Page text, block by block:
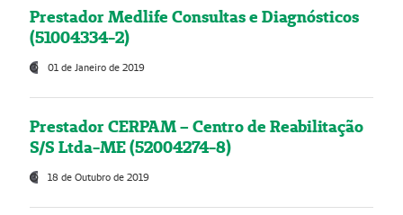
Prestador Medlife Consultas e Diagnósticos
(51004334-2)
01 de Janeiro de 2019
Prestador CERPAM – Centro de Reabilitação
S/S Ltda-ME (52004274-8)
18 de Outubro de 2019